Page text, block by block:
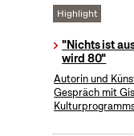
Highlight
"Nichts ist
wird 80"
Autorin und
Gespräch mit